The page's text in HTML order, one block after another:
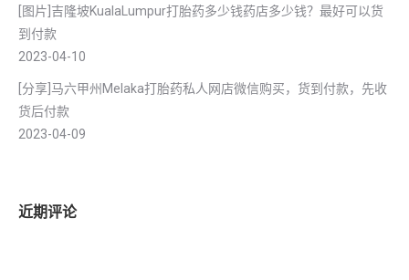
[图片]吉隆坡KualaLumpur打胎药多少钱药店多少钱？最好可以货
到付款
2023-04-10
[分享]马六甲州Melaka打胎药私人网店微信购买，货到付款，先收
货后付款
2023-04-09
近期评论